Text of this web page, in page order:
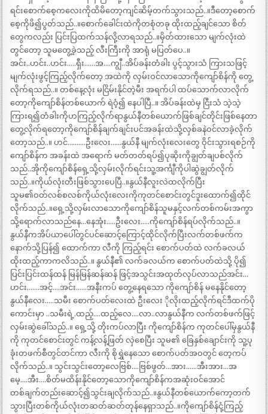
ရင်းစောက်စေ့ကလေးကိုထိမိတော့ကျင်ဆိမ့်တက်သွားသည်..။ဒီတော့စောက်
စေ့ကိုဖိ၍ပွတ်သည်..။စောက်ခေါင်းထဲကိုတစုံတခု ထိုးထည့်ချင်သော စိတ်
တွေကလည်း ပြင်းပြထက်သန်လို့လာရသည်..။မှိတ်ထားသော မျက်လုံးထဲ
တွင်တော့ သူမတွေ့ခဲ့သည့် လီးကြီးကို အာရုံ မပြတ်ပေ..။
အင်း..ဟင်း..ဟင်း…..ရှီး……အ….ကျွီ..အိပ်ခန်းတံခါး ပွင့်သွားသံ ကြားသဖြင့်
မျက်လုံးဖွင့်ကြည့်လိုက်တော့ အထဲကို လှမ်းဝင်လာသောကိုကျော်စိန်ကို တွေ့
လိုက်ရသည်..။ တစ်နေ့လုံး မငြိမ်းနိုင်တဲ့မီး အရက်ပါ ထပ်သောက်လာလိုက်
တော့ကိုကျော်စိန်တစ်ယောက် ရဲဝံ့၍ နေပါပြီ..။ အိပ်ခန်းထဲမှ ငြီးသံ သဲ့သဲ့
ကြားရ၍တံခါးကိုဟကြည့်လိုက်ရာနွယ်နီတစ်ယောက်ဖြစ်ချင်တိုင်းဖြစ်နေတာ
တွေ့လိုက်ရတော့ကိုကျော်စိန်ချက်ချင်းပင်အခန်းထဲသို့လှစ်ခနဲဝင်လာခဲ့လိုက်
တော့သည်..။ ဟင်……….ဦးလေး……နွယ်နီ မျက်လုံးလေးတွေ ဝိုင်းသွားရစဉ်ကို
ကျော်စိန်က အခန်းထဲ အရောက် မတ်တတ်ရပ်၍ပုဆိုးကိုချွတ်ချပစ်လိုက်
သည်..အိုကိုကျော်စိန်ရှေ့သို့လှမ်းလိုက်ရင်းသူ့အင်္ကျီကိုပါဆွဲချွတ်လိုက်
သည်..။ကိုယ်လုံးတီးဖြစ်သွားပေပြီ..။နွယ်နီလူးလဲထလိုက်ပြီး
သူမ၏ဝတ်လစ်စလစ်ကိုယ်လုံးလေးကိုကုတင်စောင်းတွင်ဒူးထောက်၍ထိုင်
လိုက်သည်..။ရှေ့သို့လှမ်းလာသောကိုကျော်စိန်သူမနှင့်လက်တစ်ကမ်းအကွာ
သို့ရောက်လာသည်နေ…နေအုံး…..ဦးလေး…..ကိုကျော်စိန်ရပ်လိုက်သည်..။
နွယ်နီကအိပ်ယာပေါ်တွင်ပင်ဆောင့်ကြောင့်ထိုင်လိုက်ပြီးလက်တစ်ဖက်က
နောက်သို့ပြန်၍ ထောက်ကာ လီကို ကြည့်ရင်း စောက်ပတ်ထဲ လက်ခလယ်
ထိုးထည့်ကာကလိသည်..။ နွယ်နီ၏ လက်ခလယ်က စောက်ပတ်ထဲသို့ ပို၍
ပြင်းပြင်းထန်ထန် မြန်မြန်ဆန်ဆန် ဖြင့်အသွင်းအထုတ်လုပ်လာသည်အင်း…
ဟင်း…….အင့်….အင်း……အနီးကပ် တွေ့နေရသော ကိုကျော်စိန် မနေနိုင်တော့
နွယ်နီလေး…..သမီး စောက်ပတ်လေးထဲ ဦးလေး ိုလိုးထည့်လိုက်ရင်ဒီထက်ပို
ကောင်းမှာ ..သမီးရဲ့.ထည့်….ထည့်လေ….လာ..လာနွယ်နီက လက်တစ်ဖက်ဖြင့်
လှမ်းဆွဲခေါ်သည်..။ ရှေ့သို့ တိုးကပ်လာပြီး ကိုကျော်စိန်က ကုတင်ပေါ်မှနွယ်နီ
ကို ကုတင်စောင်းတွင် ကန့်လန့်ဖြတ် လှဲစေပြီး သူမ၏ ခြေနှစ်ချောင်းကို သူ့ပု
ခုံးတဖက်စီတွင်တင်ကာ လီးကို စိုရွှဲနေသော စောက်ပတ်အဝတွင် တေ့ကပ်
လိုက်သည်..။ သွင်းသွင်းတော့လေဗြစ်….ဗြစ်ဖွတ်…အား……အီးအား…အ
မေ့….အီး….စိတ်မထိန်းနိုင်တော့သောကိုကျော်စိန်ကအဆုံးဝင်အောင်
တစ်ချက်တည်းဆောင့်၍သွင်းချလိုက်သည်..။နွယ်နီတစ်ယောက်ကော့တက်
သွားပြီးတစ်ကိုယ်လုံးတဆတ်ဆတ်တုန်နေရှာသည်..။ကိုကျော်စိန်ငုံ့ကြည့်